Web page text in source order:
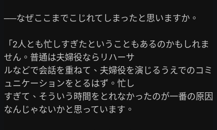
──なぜここまでこじれてしまったと思いますか。
「2人とも忙しすぎたということもあるのかもしれま
せん。普通は夫婦役ならリハーサ
ルなどで会話を重ねて、夫婦役を演じるうえでのコミ
ュニケーションをとるはず。忙し
すぎて、そういう時間をとれなかったのが一番の原因
なんじゃないかと思っています。